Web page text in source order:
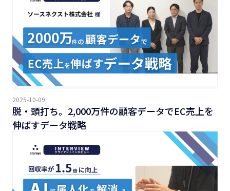
2025-10-09
脱・頭打ち。2,000万件の顧客データでEC売上を
伸ばすデータ戦略